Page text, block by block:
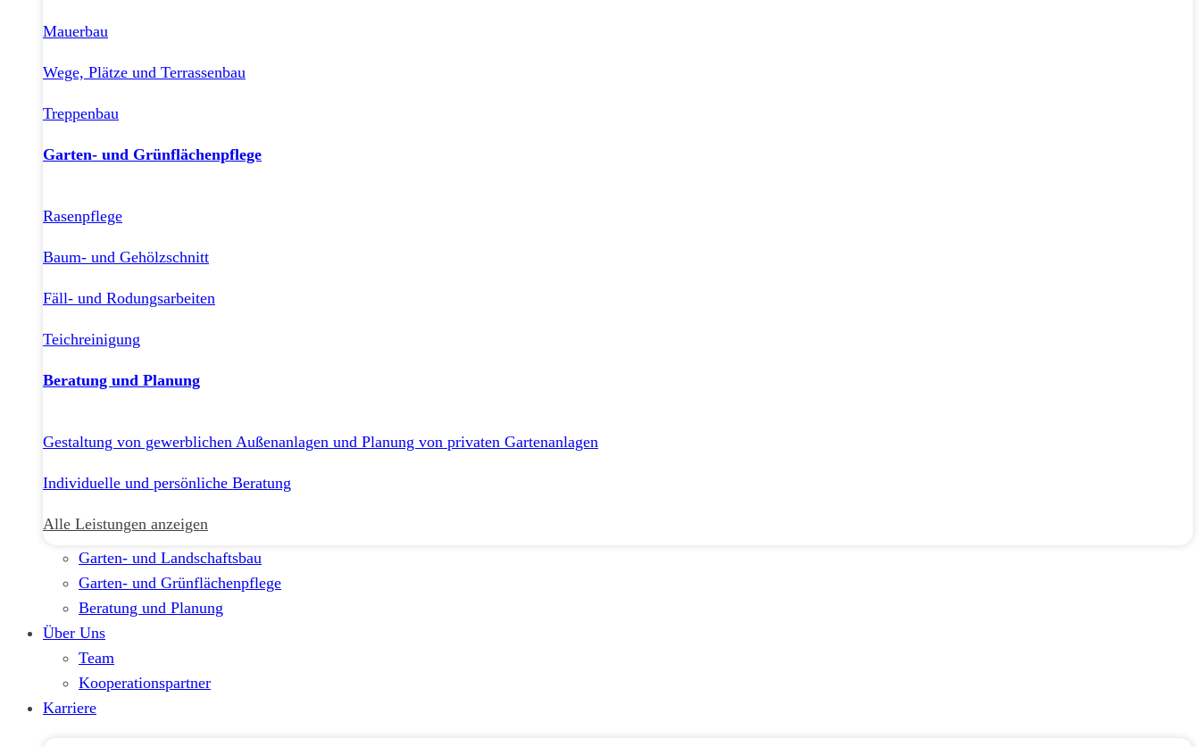
Mauerbau
Wege, Plätze und Terrassenbau
Treppenbau
Garten- und Grünflächenpflege
Rasenpflege
Baum- und Gehölzschnitt
Fäll- und Rodungsarbeiten
Teichreinigung
Beratung und Planung
Gestaltung von gewerblichen Außenanlagen und Planung von privaten Gartenanlagen
Individuelle und persönliche Beratung
Alle Leistungen anzeigen
Garten- und Landschaftsbau
Garten- und Grünflächenpflege
Beratung und Planung
Über Uns
Team
Kooperationspartner
Karriere